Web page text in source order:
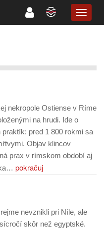
nekropole Ostiense v Ríme
na hrudi. Ide o
pred 1 800 rokmi sa
Objav klincov
prax v rímskom období aj
pokračuj
nevznikli pri Níle, ale
skôr než egyptské.